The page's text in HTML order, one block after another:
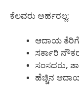
ಕೆಲವರು ಅರ್ಹರಲ್ಲ:
ಆದಾಯ ತೆರಿಗೆ
ಸರ್ಕಾರಿ
ಸಂಸದರು,
ಹೆಚ್ಚಿನ